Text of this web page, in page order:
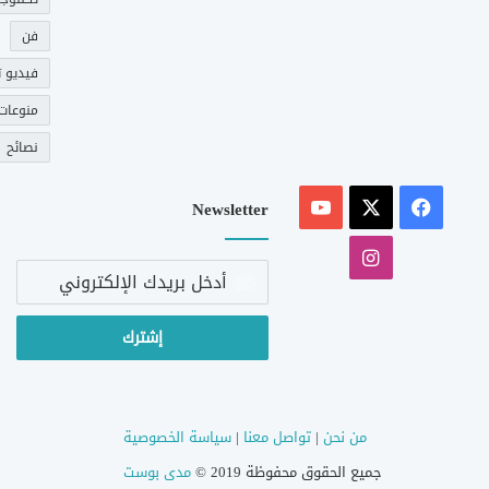
فن
فيديو
نصائح
فيسبوك
‫YouTube
انستقرام
Newsletter
أدخل
الإلكتروني
من نحن |تواصل معنا |سياسة الخصوصية
جميع الحقوق محفوظة 2019 ©
مدى بوست